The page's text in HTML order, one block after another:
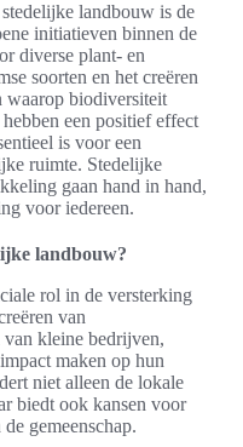
landbouw is de
initiatieven binnen de
diverse plant- en
soorten en het creëren
waarop biodiversiteit
een positief effect
is voor een
ruimte. Stedelijke
gaan hand in hand,
voor iedereen.
landbouw?
rol in de versterking
van
kleine bedrijven,
maken op hun
niet alleen de lokale
biedt ook kansen voor
gemeenschap.